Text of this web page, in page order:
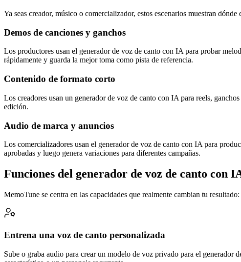
Ya seas creador, músico o comercializador, estos escenarios muestran
Demos de canciones y ganchos
Los productores usan el generador de voz de canto con IA para probar
rápidamente y guarda la mejor toma como pista de referencia.
Contenido de formato corto
Los creadores usan un generador de voz de canto con IA para reels,
edición.
Audio de marca y anuncios
Los comercializadores usan el generador de voz de canto con IA para
aprobadas y luego genera variaciones para diferentes campañas.
Funciones del generador de voz de canto con
MemoTune se centra en las capacidades que realmente cambian tu
Entrena una voz de canto personalizada
Sube o graba audio para crear un modelo de voz privado para el